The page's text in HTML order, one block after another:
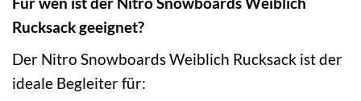
Rucksack geeignet?
Der Nitro Snowboards Weiblich Rucksack ist der
ideale Begleiter für: